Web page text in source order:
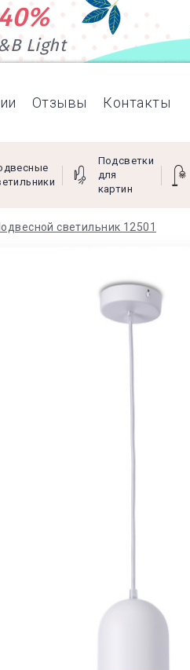
Light
Отзывы Контакты
Подсветки
для
картин
светильник 12501